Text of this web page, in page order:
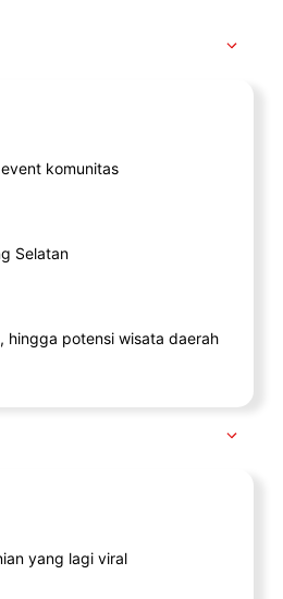
komunitas
Selatan
hingga potensi wisata daerah
yang lagi viral